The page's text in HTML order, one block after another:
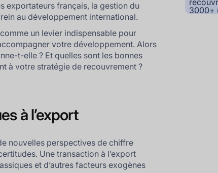
exportateurs français, la gestion du
au développement international.
un levier indispensable pour
votre développement. Alors
t-elle ? Et quelles sont les bonnes
à votre stratégie de recouvrement ?
à l’export
nouvelles perspectives de chiffre
Une transaction à l’export
et d’autres facteurs exogènes